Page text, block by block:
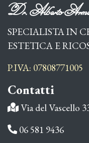
Dr. Alberto
SPECIALISTA IN
ESTETICA E
P.IVA: 07808771005
Contatti
Via del Vascello
06 581 9436